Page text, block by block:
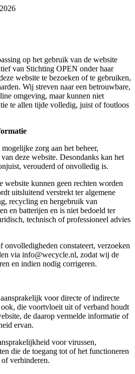
op het gebruik van de website
van Stichting OPEN onder haar
website te bezoeken of te gebruiken,
Wij streven naar een betrouwbare,
omgeving, maar kunnen niet
te allen tijde volledig, juist of foutloos
zorg aan het beheer,
deze website. Desondanks kan het
verouderd of onvolledig is.
website kunnen geen rechten worden
uitsluitend verstrekt ter algemene
recycling en hergebruik van
en batterijen en is niet bedoeld ter
technisch of professioneel advies
onvolledigheden constateert, verzoeken
via info@wecycle.nl, zodat wij de
en indien nodig corrigeren.
voor directe of indirecte
die voortvloeit uit of verband houdt
de daarop vermelde informatie of
ervan.
voor virussen,
die de toegang tot of het functioneren
verhinderen.